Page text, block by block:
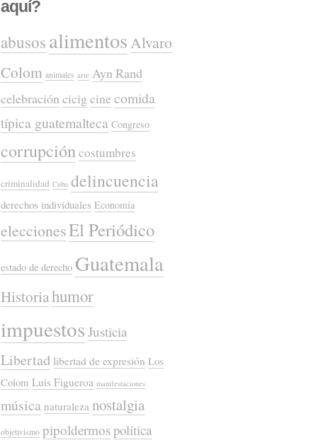
aquí?
abusos alimentosAlvaro
Colom animales arte Ayn Rand
celebración cicig cine comida
típica guatemalteca Congreso
corrupcióncostumbres
criminalidad Cuba delincuencia
derechos individuales Economía
eleccionesEl Periódico
estado de derecho Guatemala
Historiahumor
impuestos Justicia
Libertad libertad de expresión Los
Colom Luis Figueroa manifestaciones
música naturaleza nostalgia
objetivismo pipoldermospolítica